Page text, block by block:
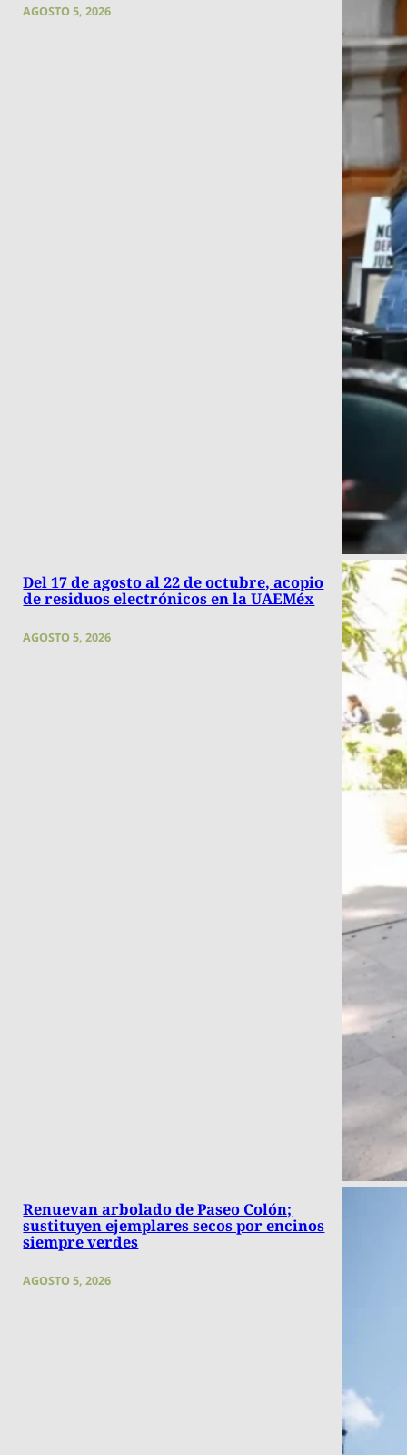
AGOSTO 5, 2026
Del 17 de agosto al 22 de octubre, acopio
de residuos electrónicos en la UAEMéx
AGOSTO 5, 2026
Renuevan arbolado de Paseo Colón;
sustituyen ejemplares secos por encinos
siempre verdes
AGOSTO 5, 2026